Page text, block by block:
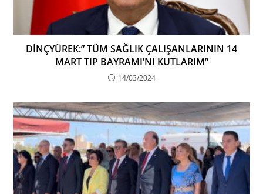
DİNÇYÜREK:” TÜM SAĞLIK ÇALIŞANLARININ 14
MART TIP BAYRAMI’NI KUTLARIM”
14/03/2024